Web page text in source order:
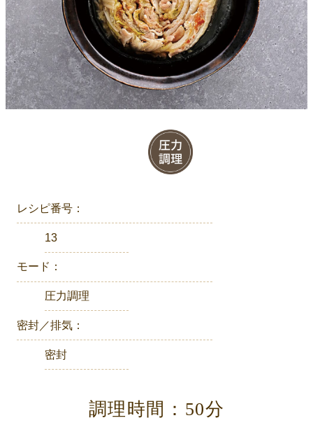
レシピ番号：
13
モード：
圧力調理
密封／排気：
密封
調理時間：50分